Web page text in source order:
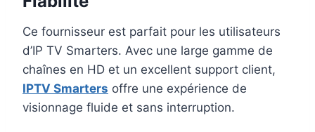
Ce fournisseur est parfait pour les utilisateurs
d’IP TV Smarters. Avec une large gamme de
chaînes en HD et un excellent support client,
IPTV Smarters offre une expérience de
visionnage fluide et sans interruption.